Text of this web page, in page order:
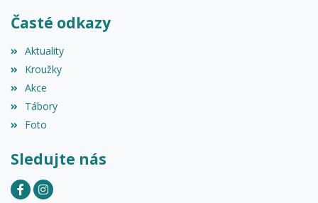
Časté odkazy
Aktuality
Kroužky
Akce
Tábory
Foto
Sledujte nás